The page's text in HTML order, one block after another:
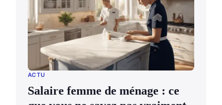
ACTU
Salaire femme de ménage : ce